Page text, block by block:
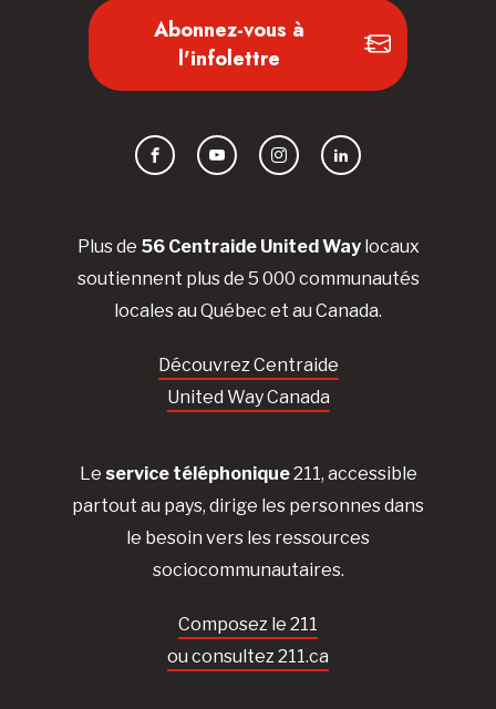
Plus de 56 Centraide United Waylocaux
soutiennent plus de 5 000 communautés
locales au Québec et au Canada.
Découvrez Centraide
United Way Canada
Le service téléphonique211, accessible
partout au pays, dirige les personnes dans
le besoin vers les ressources
sociocommunautaires.
Composez le 211
ou consultez 211.ca
Abonnez-vous à
l'infolettre
FacebookYouTubeInstagramLinkedIn